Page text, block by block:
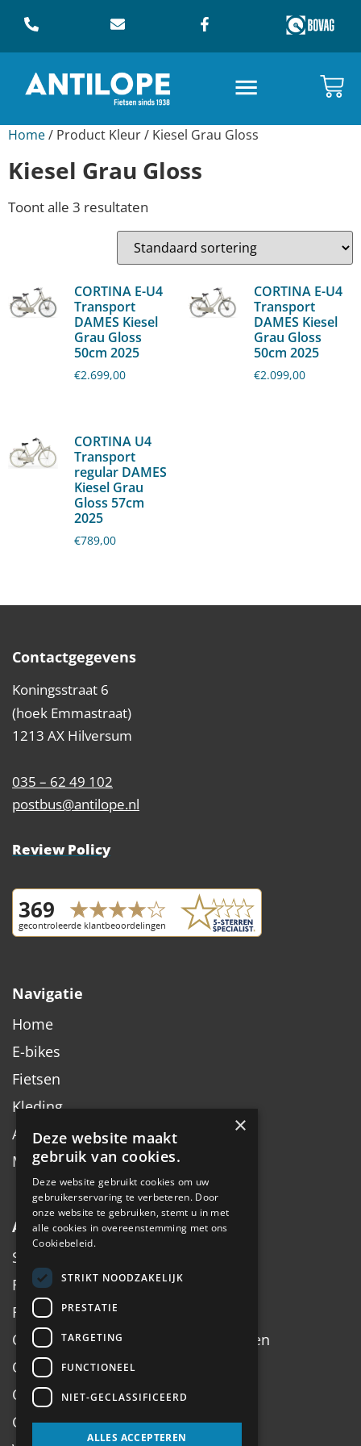
Home/ Product Kleur / Kiesel Grau Gloss
Kiesel Grau Gloss
Toont alle 3 resultaten
CORTINA E-U4
Transport
DAMES Kiesel
Grau Gloss
50cm 2025
€2.699,00
CORTINA E-U4
Transport
DAMES Kiesel
Grau Gloss
50cm 2025
€2.099,00
CORTINA U4
Transport
regular DAMES
Kiesel Grau
Gloss 57cm
2025
€789,00
Contactgegevens
Koningsstraat 6
(hoek Emmastraat)
1213 AX Hilversum
035 – 62 49 102
postbus@antilope.nl
Review Policy
Navigatie
Home
E-bikes
Fietsen
Kleding
Accessoires
Merken
Algemeen
Service
Fiets inruilen
Fietsadvies op maat
Onderhoud, Service, Halen & Brengen
Onderhoud Brompton
Openingstijden
Contact
×
Deze website maakt
gebruik van cookies.
Deze website gebruikt cookies om uw
gebruikerservaring te verbeteren. Door
onze website te gebruiken, stemt u in met
alle cookies in overeenstemming met ons
Cookiebeleid.
STRIKT NOODZAKELIJK
PRESTATIE
TARGETING
FUNCTIONEEL
NIET-GECLASSIFICEERD
ALLES ACCEPTEREN